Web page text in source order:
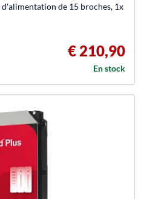
de 15 broches, 1x
€ 210,90
En stock